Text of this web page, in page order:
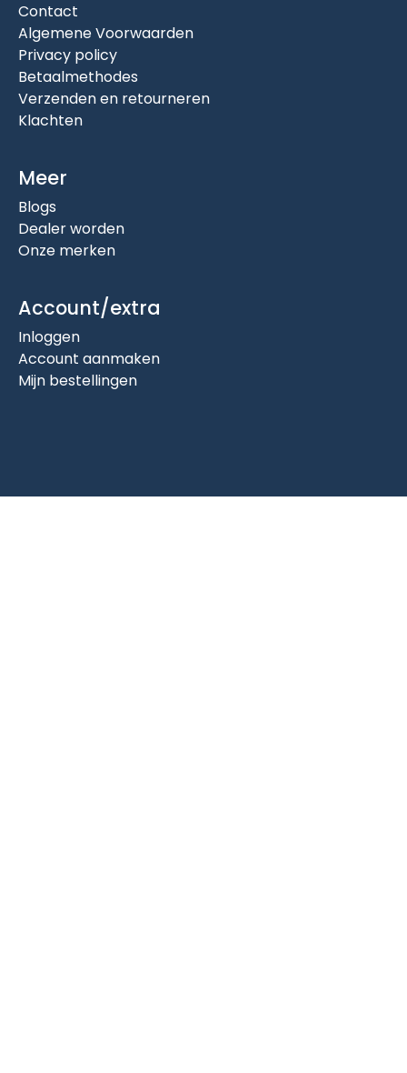
Contact
Algemene Voorwaarden
Privacy policy
Betaalmethodes
Verzenden en retourneren
Klachten
Meer
Blogs
Dealer worden
Onze merken
Account/extra
Inloggen
Account aanmaken
Mijn bestellingen